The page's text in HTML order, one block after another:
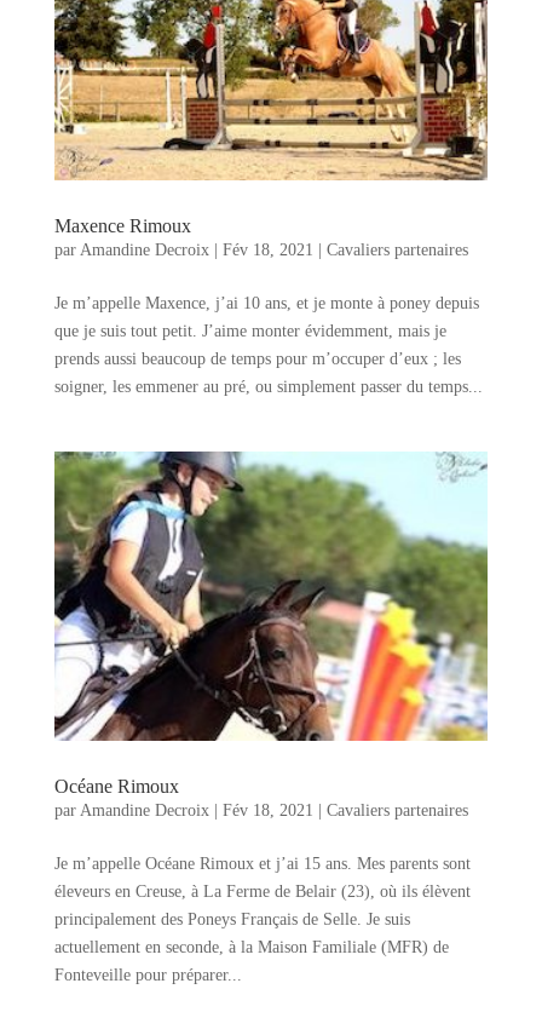
Maxence Rimoux
par Amandine Decroix| Fév 18, 2021 | Cavaliers partenaires
Je m’appelle Maxence, j’ai 10 ans, et je monte à poney depuis
que je suis tout petit. J’aime monter évidemment, mais je
prends aussi beaucoup de temps pour m’occuper d’eux ; les
soigner, les emmener au pré, ou simplement passer du temps...
Océane Rimoux
par Amandine Decroix| Fév 18, 2021 | Cavaliers partenaires
Je m’appelle Océane Rimoux et j’ai 15 ans. Mes parents sont
éleveurs en Creuse, à La Ferme de Belair (23), où ils élèvent
principalement des Poneys Français de Selle. Je suis
actuellement en seconde, à la Maison Familiale (MFR) de
Fonteveille pour préparer...